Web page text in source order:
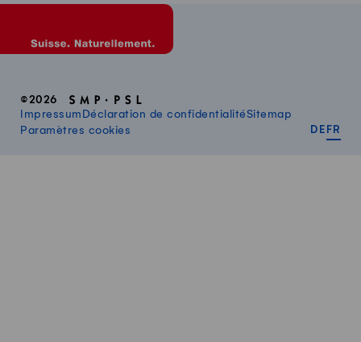
©2026
Impressum Déclaration de confidentialitéSitemap
Paramètres cookies
DE FR